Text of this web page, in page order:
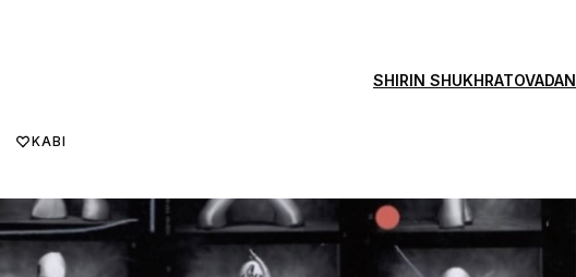
SHIRIN SHUKHRATOVADAN
KABI